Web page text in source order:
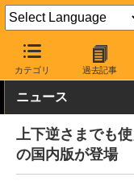
カテゴリ 過去記事
AKIBA PC Hotline! モ
ニュース
上下逆さまでも
の国内版が登場